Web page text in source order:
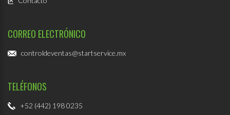
CORREO ELECTRÓNICO
controldeventas@startservice.mx
TELÉFONOS
+52 (442) 198 0235